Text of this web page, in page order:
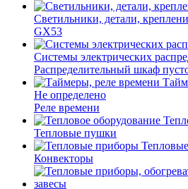
Светильники, детали,
GX53
Системы электрических
Распределительный шкаф
Не определено
Реле времени
Тепловые пушки
Конвекторы